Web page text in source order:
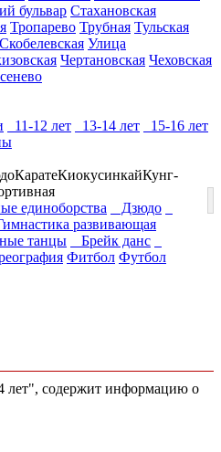
бульвар Стахановская
Тропарево Трубная Тульская
Улица
Чертановская Чеховская
11-12 лет 13-14 лет
15-16 лет
КаратеКиокусинкайКунг-
единоборства
Дзюдо
развивающая
танцы
Брейк данс
Фитбол Футбол
лет", содержит информацию о